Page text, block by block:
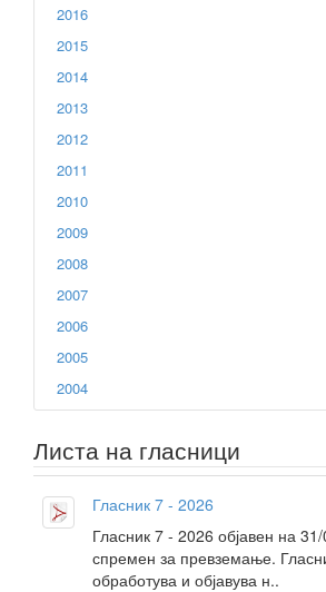
2016
2015
2014
2013
2012
2011
2010
2009
2008
2007
2006
2005
2004
Листа на гласници
Гласник 7 - 2026
Гласник 7 - 2026 објавен на
спремен за превземање.
обработува и објавува н..